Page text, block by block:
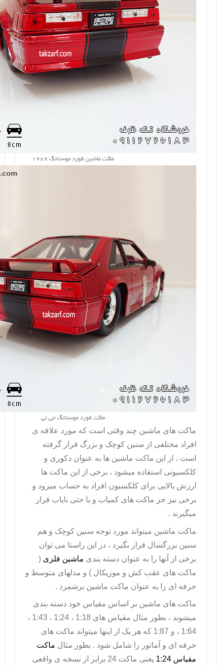
ماکت ماشین فورد موستانگ 1989
ماکت فورد موستانگ جی تی
ماکت های ماشین چند وقتی است که مورد علاقه ی
افراد مختلفی از سنین کوچک و بزرگ قرار گرفته
است ، از این ماکت ماشین ها به عنوان دکوری و
کلکسیونی استفاده میشود ، برخی از این ماکت ها
ارزش بالایی برای کلکسیون افراد به حساب میرود و
برخی نیز جز ماکت های کمیاب و یا حتی نایاب قرار
میگیرند .
ماکت ماشین میتواند مورد توجه سنین کوچک و هم
سنین بزرگسال قرار بگیرد ، در این راستا می توان
برخی از آنها را به عنوان دسته بندی ماشین فلزی (
ماکت های عقب کش و موزیکال ) و مدلهای متوسط و
حرفه ای را به عنوان ماکت ماشین برشمرد .
ماکت های ماشین بر اساس مقیاس خود دسته بندی
میشوند ، بطور مثال مقیاس های 1:18 ، 1:24 ، 1:43 ،
1:64 ، و 1:87 که هر یک از اینها میتواند ماکت های
حرفه ای و آماتور را شامل شود . بطور مثال ماکت
مقیاس 1:24
یعنی ماکت 24 برابر از نسخه ی واقعی